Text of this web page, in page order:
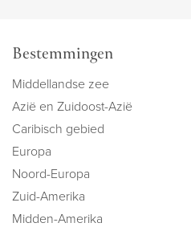
Bestemmingen
Middellandse zee
Azië en Zuidoost-Azië
Caribisch gebied
Europa
Noord-Europa
Zuid-Amerika
Midden-Amerika